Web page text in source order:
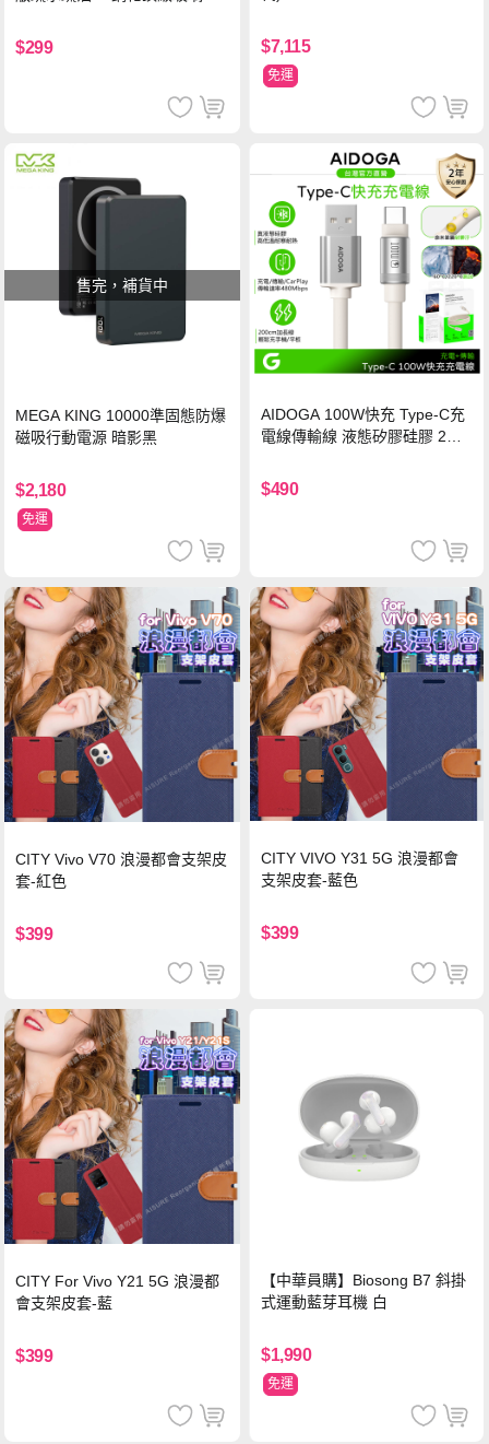
$299 $7,115
免運
售完，補貨中
MEGA KING 10000準固態防爆
磁吸行動電源 暗影黑
$2,180
免運
AIDOGA 100W快充 Type-C充
電線傳輸線 液態矽膠硅膠 2M
$490
CITY Vivo V70 浪漫都會支架皮
套-紅色
$399
CITY VIVO Y31 5G 浪漫都會
支架皮套-藍色
$399
CITY For Vivo Y21 5G 浪漫都
會支架皮套-藍
$399
【中華員購】Biosong B7 斜掛
式運動藍芽耳機 白
$1,990
免運